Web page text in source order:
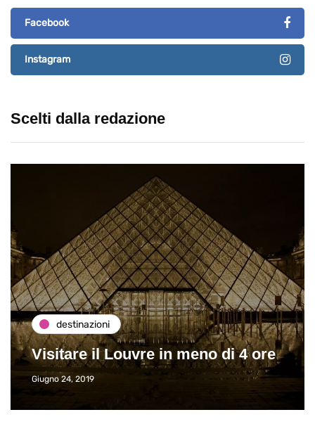
Facebook
Instagram
Scelti dalla redazione
destinazioni
Visitare il Louvre in meno di 4 ore
Giugno 24, 2019